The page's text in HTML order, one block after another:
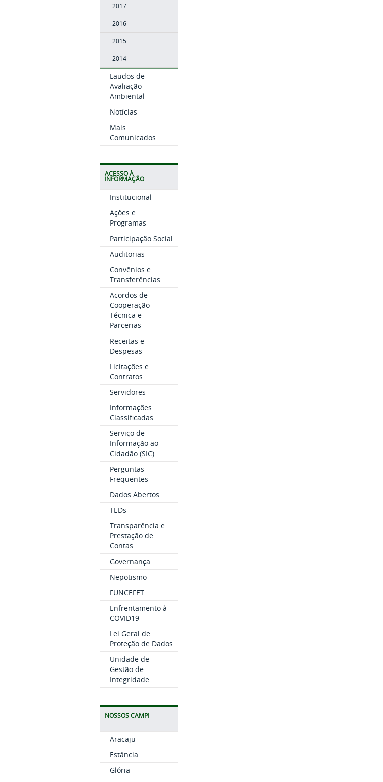
2017
2016
2015
2014
Laudos de
Avaliação
Ambiental
Notícias
Mais
Comunicados
ACESSO À
INFORMAÇÃO
Institucional
Ações e
Programas
Participação Social
Auditorias
Convênios e
Transferências
Acordos de
Cooperação
Técnica e
Parcerias
Receitas e
Despesas
Licitações e
Contratos
Servidores
Informações
Classificadas
Serviço de
Informação ao
Cidadão (SIC)
Perguntas
Frequentes
Dados Abertos
TEDs
Transparência e
Prestação de
Contas
Governança
Nepotismo
FUNCEFET
Enfrentamento à
COVID19
Lei Geral de
Proteção de Dados
Unidade de
Gestão de
Integridade
NOSSOS CAMPI
Aracaju
Estância
Glória